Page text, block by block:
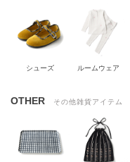
シューズ ルームウェア
OTHER その他雑貨アイテム